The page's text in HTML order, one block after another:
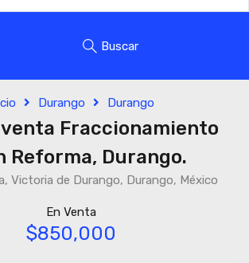
Buscar
Durango Durango
venta Fraccionamiento
Reforma, Durango.
Victoria de Durango, Durango, México
En Venta
$850,000